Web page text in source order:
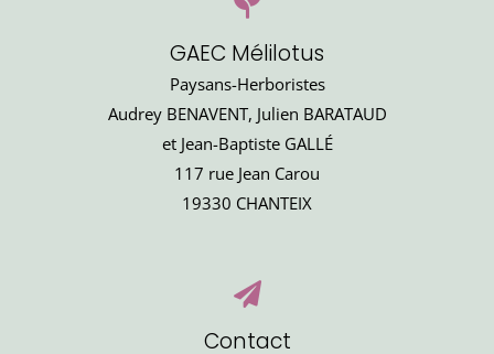
GAEC Mélilotus
Paysans-Herboristes
Audrey BENAVENT, Julien BARATAUD
et Jean-Baptiste GALLÉ
117 rue Jean Carou
19330 CHANTEIX
Contact